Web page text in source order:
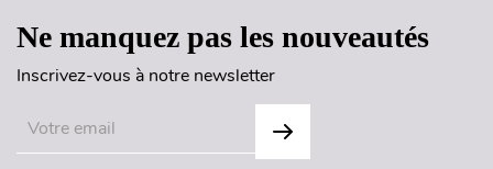
Ne manquez pas les nouveautés
Inscrivez-vous à notre newsletter